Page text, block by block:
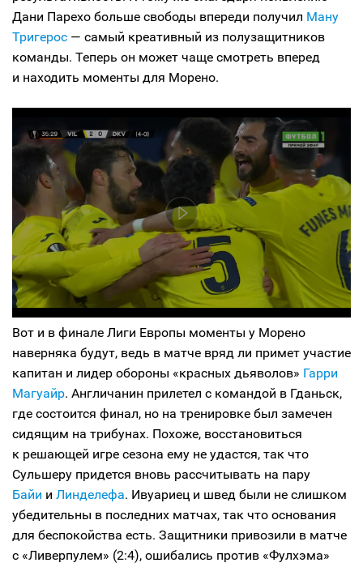
Дани Парехо больше свободы впереди получил Ману
Тригерос — самый креативный из полузащитников
команды. Теперь он может чаще смотреть вперед
и находить моменты для Морено.
Вот и в финале Лиги Европы моменты у Морено
наверняка будут, ведь в матче вряд ли примет участие
капитан и лидер обороны «красных дьяволов» Гарри
Магуайр. Англичанин прилетел с командой в Гданьск,
где состоится финал, но на тренировке был замечен
сидящим на трибунах. Похоже, восстановиться
к решающей игре сезона ему не удастся, так что
Сульшеру придется вновь рассчитывать на пару
Байи и Линделефа. Ивуариец и швед были не слишком
убедительны в последних матчах, так что основания
для беспокойства есть. Защитники привозили в матче
с «Ливерпулем» (2:4), ошибались против «Фулхэма»